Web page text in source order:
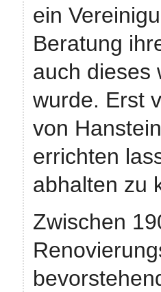
ein
Beratung
auch dieses
wurde. Erst
von
errichten
abhalten zu
Zwischen